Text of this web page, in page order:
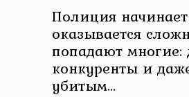
Полиция
оказывается
попадают многие:
конкуренты и
убитым…